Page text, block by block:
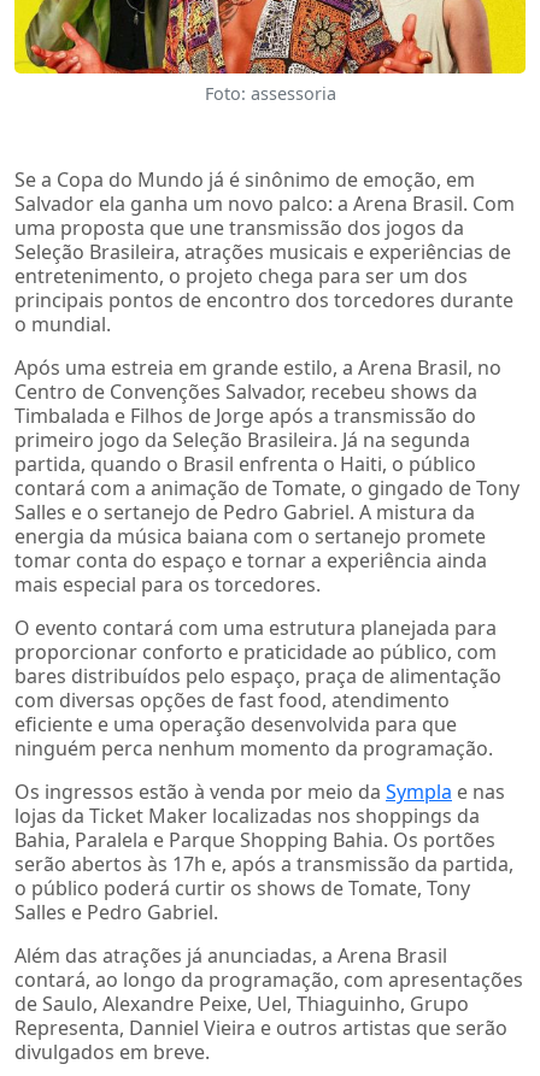
Foto: assessoria
Se a Copa do Mundo já é sinônimo de emoção, em
Salvador ela ganha um novo palco: a Arena Brasil. Com
uma proposta que une transmissão dos jogos da
Seleção Brasileira, atrações musicais e experiências de
entretenimento, o projeto chega para ser um dos
principais pontos de encontro dos torcedores durante
o mundial.
Após uma estreia em grande estilo, a Arena Brasil, no
Centro de Convenções Salvador, recebeu shows da
Timbalada e Filhos de Jorge após a transmissão do
primeiro jogo da Seleção Brasileira. Já na segunda
partida, quando o Brasil enfrenta o Haiti, o público
contará com a animação de Tomate, o gingado de Tony
Salles e o sertanejo de Pedro Gabriel. A mistura da
energia da música baiana com o sertanejo promete
tomar conta do espaço e tornar a experiência ainda
mais especial para os torcedores.
O evento contará com uma estrutura planejada para
proporcionar conforto e praticidade ao público, com
bares distribuídos pelo espaço, praça de alimentação
com diversas opções de fast food, atendimento
eficiente e uma operação desenvolvida para que
ninguém perca nenhum momento da programação.
Os ingressos estão à venda por meio da Sympla e nas
lojas da Ticket Maker localizadas nos shoppings da
Bahia, Paralela e Parque Shopping Bahia. Os portões
serão abertos às 17h e, após a transmissão da partida,
o público poderá curtir os shows de Tomate, Tony
Salles e Pedro Gabriel.
Além das atrações já anunciadas, a Arena Brasil
contará, ao longo da programação, com apresentações
de Saulo, Alexandre Peixe, Uel, Thiaguinho, Grupo
Representa, Danniel Vieira e outros artistas que serão
divulgados em breve.